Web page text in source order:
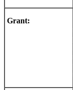
Grant: